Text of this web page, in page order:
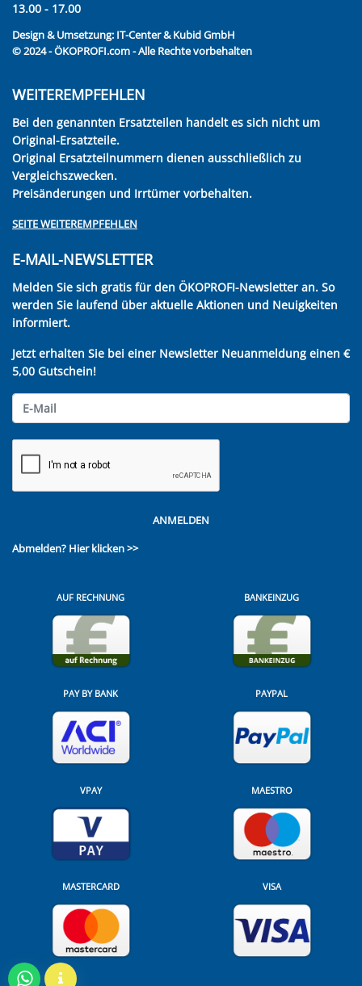
13.00 - 17.00
Design & Umsetzung: IT-Center & Kubid GmbH
© 2024 - ÖKOPROFI.com - Alle Rechte vorbehalten
WEITEREMPFEHLEN
Bei den genannten Ersatzteilen handelt es sich nicht um
Original-Ersatzteile.
Original Ersatzteilnummern dienen ausschließlich zu
Vergleichszwecken.
Preisänderungen und Irrtümer vorbehalten.
SEITE WEITEREMPFEHLEN
E-MAIL-NEWSLETTER
Melden Sie sich gratis für den ÖKOPROFI-Newsletter an. So
werden Sie laufend über aktuelle Aktionen und Neuigkeiten
informiert.
Jetzt erhalten Sie bei einer Newsletter Neuanmeldung einen €
5,00 Gutschein!
ANMELDEN
Abmelden? Hier klicken >>
AUF RECHNUNG BANKEINZUG
PAY BY BANK PAYPAL
VPAY MAESTRO
MASTERCARD VISA